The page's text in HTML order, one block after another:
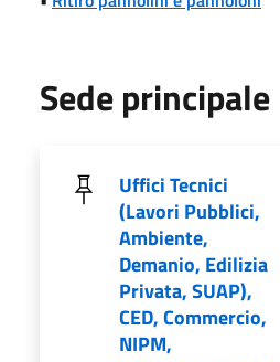
Sede principale
Uffici Tecnici
(Lavori Pubblici,
Ambiente,
Demanio, Edilizia
Privata, SUAP),
CED, Commercio,
NIPM,